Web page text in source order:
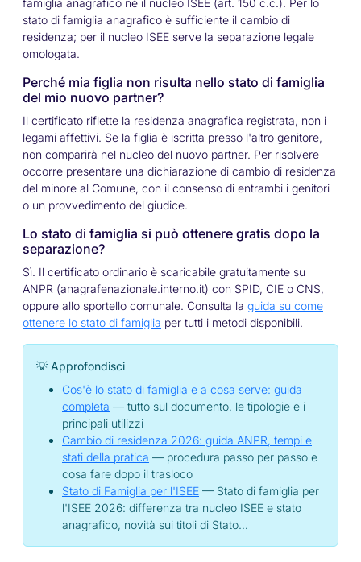
famiglia anagrafico né il nucleo ISEE (art. 150 c.c.). Per lo
stato di famiglia anagrafico è sufficiente il cambio di
residenza; per il nucleo ISEE serve la separazione legale
omologata.
Perché mia figlia non risulta nello stato di famiglia
del mio nuovo partner?
Il certificato riflette la residenza anagrafica registrata, non i
legami affettivi. Se la figlia è iscritta presso l'altro genitore,
non comparirà nel nucleo del nuovo partner. Per risolvere
occorre presentare una dichiarazione di cambio di residenza
del minore al Comune, con il consenso di entrambi i genitori
o un provvedimento del giudice.
Lo stato di famiglia si può ottenere gratis dopo la
separazione?
Sì. Il certificato ordinario è scaricabile gratuitamente su
ANPR (anagrafenazionale.interno.it) con SPID, CIE o CNS,
oppure allo sportello comunale. Consulta la guida su come
ottenere lo stato di famiglia per tutti i metodi disponibili.
💡 Approfondisci
Cos'è lo stato di famiglia e a cosa serve: guida
completa — tutto sul documento, le tipologie e i
principali utilizzi
Cambio di residenza 2026: guida ANPR, tempi e
stati della pratica — procedura passo per passo e
cosa fare dopo il trasloco
Stato di Famiglia per l'ISEE — Stato di famiglia per
l'ISEE 2026: differenza tra nucleo ISEE e stato
anagrafico, novità sui titoli di Stato…